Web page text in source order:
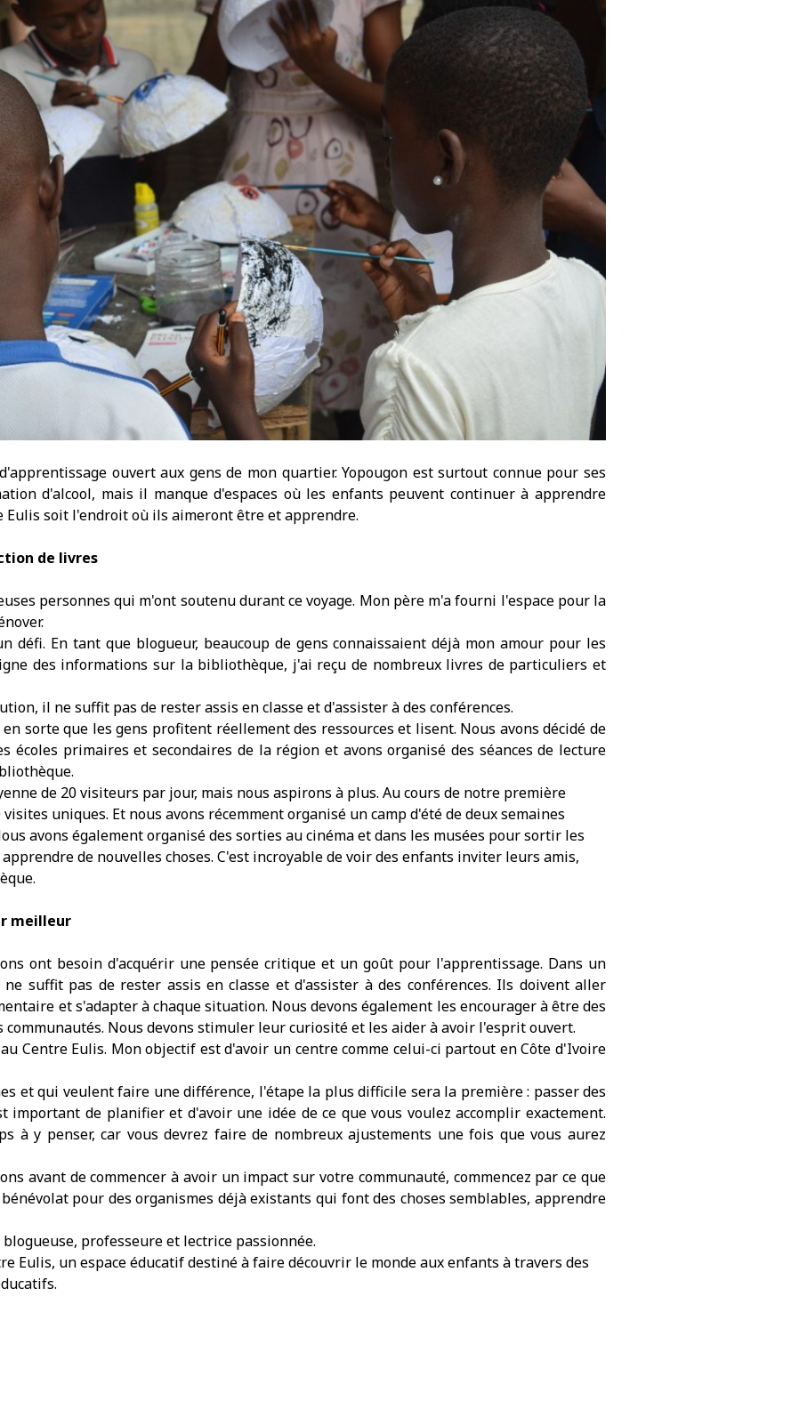
ouvert aux gens de mon quartier. Yopougon est surtout connue pour ses
d'alcool, mais il manque d'espaces où les enfants peuvent continuer à apprendre
Eulis soit l'endroit où ils aimeront être et apprendre.
de livres
personnes qui m'ont soutenu durant ce voyage. Mon père m'a fourni l'espace pour la
défi. En tant que blogueur, beaucoup de gens connaissaient déjà mon amour pour les
des informations sur la bibliothèque, j'ai reçu de nombreux livres de particuliers et
il ne suffit pas de rester assis en classe et d'assister à des conférences.
sorte que les gens profitent réellement des ressources et lisent. Nous avons décidé de
écoles primaires et secondaires de la région et avons organisé des séances de lecture
de 20 visiteurs par jour, mais nous aspirons à plus. Au cours de notre première
uniques. Et nous avons récemment organisé un camp d'été de deux semaines
avons également organisé des sorties au cinéma et dans les musées pour sortir les
de nouvelles choses. C'est incroyable de voir des enfants inviter leurs amis,
meilleur
ont besoin d'acquérir une pensée critique et un goût pour l'apprentissage. Dans un
suffit pas de rester assis en classe et d'assister à des conférences. Ils doivent aller
et s'adapter à chaque situation. Nous devons également les encourager à être des
communautés. Nous devons stimuler leur curiosité et les aider à avoir l'esprit ouvert.
Centre Eulis. Mon objectif est d'avoir un centre comme celui-ci partout en Côte d'Ivoire
et qui veulent faire une différence, l'étape la plus difficile sera la première : passer des
important de planifier et d'avoir une idée de ce que vous voulez accomplir exactement.
à y penser, car vous devrez faire de nombreux ajustements une fois que vous aurez
avant de commencer à avoir un impact sur votre communauté, commencez par ce que
pour des organismes déjà existants qui font des choses semblables, apprendre
professeure et lectrice passionnée.
Eulis, un espace éducatif destiné à faire découvrir le monde aux enfants à travers des